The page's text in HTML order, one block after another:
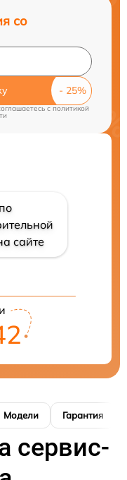
со
cполитикой
сайте
Модели Гарантия
сервис-